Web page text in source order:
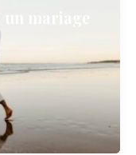
mariage